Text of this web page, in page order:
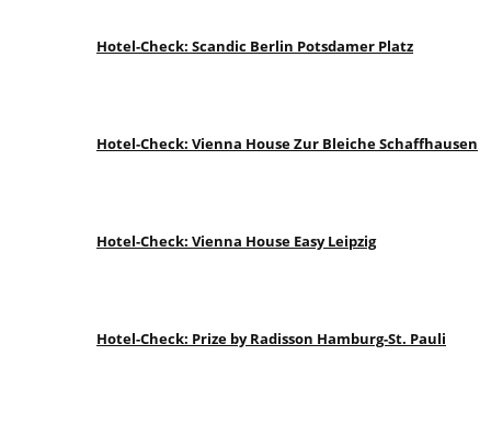
Hotel-Check: Scandic Berlin Potsdamer Platz
Hotel-Check: Vienna House Zur Bleiche Schaffhausen
Hotel-Check: Vienna House Easy Leipzig
Hotel-Check: Prize by Radisson Hamburg-St. Pauli